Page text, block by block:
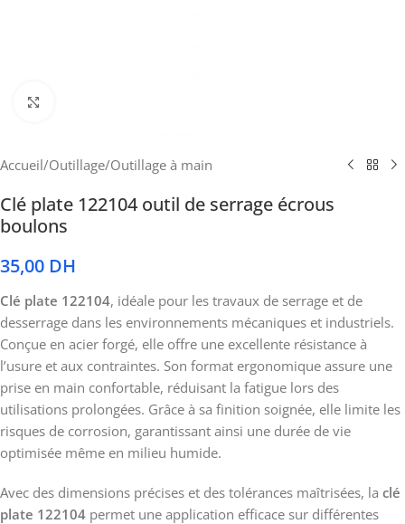
Accueil/Outillage/Outillage à main
Clé plate 122104 outil de serrage écrous
boulons
35,00 DH
Clé plate 122104, idéale pour les travaux de serrage et de
desserrage dans les environnements mécaniques et industriels.
Conçue en acier forgé, elle offre une excellente résistance à
l’usure et aux contraintes. Son format ergonomique assure une
prise en main confortable, réduisant la fatigue lors des
utilisations prolongées. Grâce à sa finition soignée, elle limite les
risques de corrosion, garantissant ainsi une durée de vie
optimisée même en milieu humide.
Avec des dimensions précises et des tolérances maîtrisées, la clé
plate 122104 permet une application efficace sur différentes